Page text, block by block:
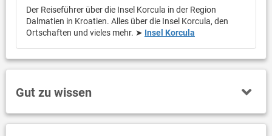
Der Reiseführer über die Insel Korcula in der Region
Dalmatien in Kroatien. Alles über die Insel Korcula, den
Ortschaften und vieles mehr. ➤ Insel Korcula
Gut zu wissen